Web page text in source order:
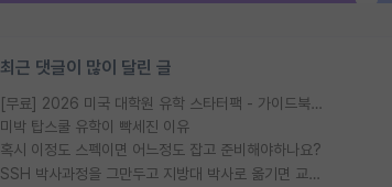
최근 댓글이 많이 달린 글
[무료] 2026 미국 대학원 유학 스타터팩 - 가이드북 & 합격자 컨택메일 템플릿
미박 탑스쿨 유학이 빡세진 이유
혹시 이정도 스펙이면 어느정도 잡고 준비해야하나요?
SSH 박사과정을 그만두고 지방대 박사로 옮기면 교수의 꿈은 끝일까요?